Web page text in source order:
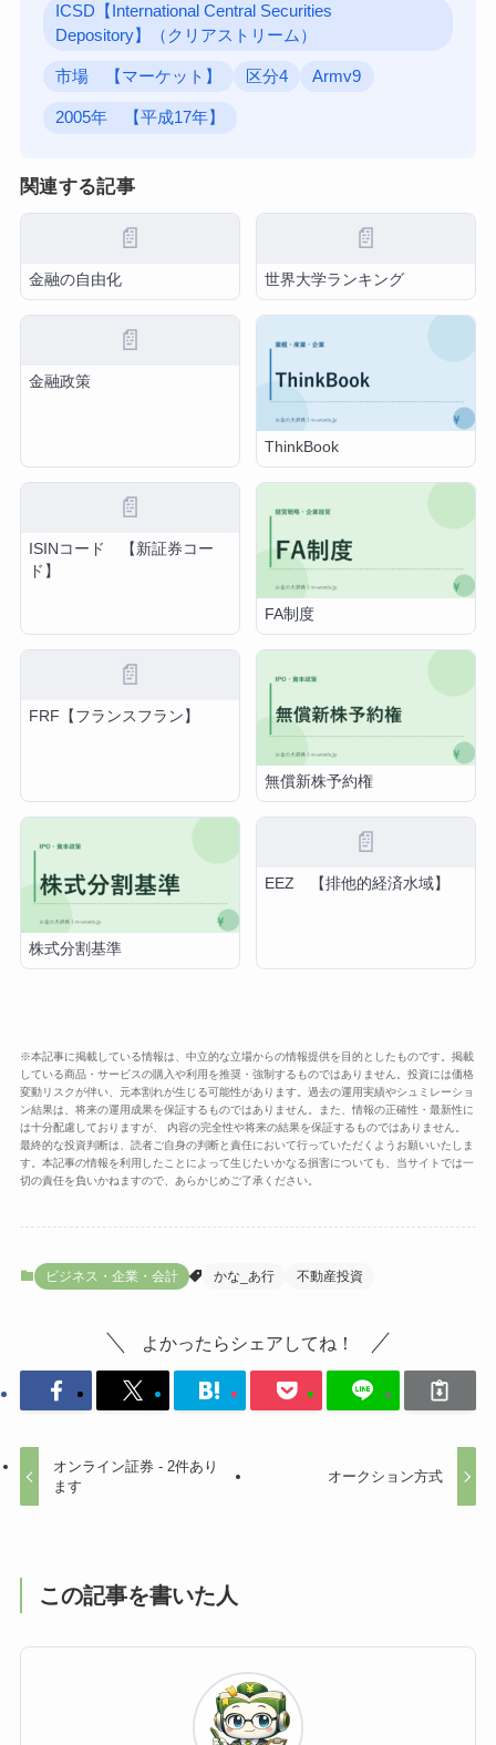
ICSD【International Central Securities
Depository】（クリアストリーム）
市場 【マーケット】 区分4 Armv9
2005年 【平成17年】
関連する記事
📄
金融の自由化
📄
世界大学ランキング
📄
金融政策
ThinkBook
📄
ISINコード 【新証券コー
ド】
FA制度
📄
FRF【フランスフラン】
無償新株予約権
株式分割基準
📄
EEZ 【排他的経済水域】
※本記事に掲載している情報は、中立的な立場からの情報提供を目的としたものです。掲載
している商品・サービスの購入や利用を推奨・強制するものではありません。投資には価格
変動リスクが伴い、元本割れが生じる可能性があります。過去の運用実績やシュミレーショ
ン結果は、将来の運用成果を保証するものではありません。また、情報の正確性・最新性に
は十分配慮しておりますが、 内容の完全性や将来の結果を保証するものではありません。
最終的な投資判断は、読者ご自身の判断と責任において行っていただくようお願いいたしま
す。本記事の情報を利用したことによって生じたいかなる損害についても、当サイトでは一
切の責任を負いかねますので、あらかじめご了承ください。
ビジネス・企業・会計 かな_あ行 不動産投資
よかったらシェアしてね！
オンライン証券 - 2件あり
ます
オークション方式
この記事を書いた人